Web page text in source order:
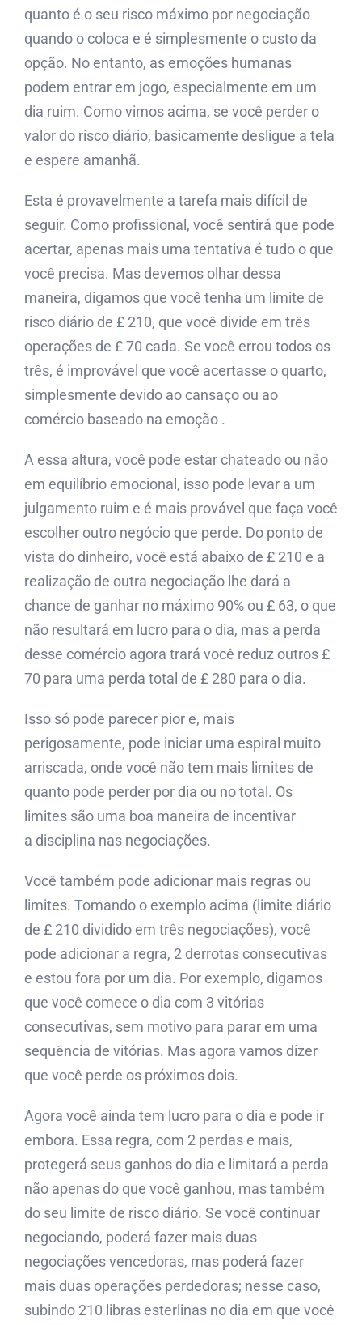
quanto é o seu risco máximo por negociação
quando o coloca e é simplesmente o custo da
opção. No entanto, as emoções humanas
podem entrar em jogo, especialmente em um
dia ruim. Como vimos acima, se você perder o
valor do risco diário, basicamente desligue a tela
e espere amanhã.
Esta é provavelmente a tarefa mais difícil de
seguir. Como profissional, você sentirá que pode
acertar, apenas mais uma tentativa é tudo o que
você precisa. Mas devemos olhar dessa
maneira, digamos que você tenha um limite de
risco diário de £ 210, que você divide em três
operações de £ 70 cada. Se você errou todos os
três, é improvável que você acertasse o quarto,
simplesmente devido ao cansaço ou ao
comércio baseado na emoção .
A essa altura, você pode estar chateado ou não
em equilíbrio emocional, isso pode levar a um
julgamento ruim e é mais provável que faça você
escolher outro negócio que perde. Do ponto de
vista do dinheiro, você está abaixo de £ 210 e a
realização de outra negociação lhe dará a
chance de ganhar no máximo 90% ou £ 63, o que
não resultará em lucro para o dia, mas a perda
desse comércio agora trará você reduz outros £
70 para uma perda total de £ 280 para o dia.
Isso só pode parecer pior e, mais
perigosamente, pode iniciar uma espiral muito
arriscada, onde você não tem mais limites de
quanto pode perder por dia ou no total. Os
limites são uma boa maneira de incentivar
a disciplina nas negociações.
Você também pode adicionar mais regras ou
limites. Tomando o exemplo acima (limite diário
de £ 210 dividido em três negociações), você
pode adicionar a regra, 2 derrotas consecutivas
e estou fora por um dia. Por exemplo, digamos
que você comece o dia com 3 vitórias
consecutivas, sem motivo para parar em uma
sequência de vitórias. Mas agora vamos dizer
que você perde os próximos dois.
Agora você ainda tem lucro para o dia e pode ir
embora. Essa regra, com 2 perdas e mais,
protegerá seus ganhos do dia e limitará a perda
não apenas do que você ganhou, mas também
do seu limite de risco diário. Se você continuar
negociando, poderá fazer mais duas
negociações vencedoras, mas poderá fazer
mais duas operações perdedoras; nesse caso,
subindo 210 libras esterlinas no dia em que você